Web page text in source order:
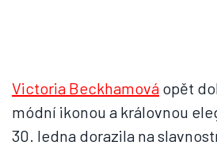
Victoria Beckhamová opět
módní ikonou a královnou
30. ledna dorazila na